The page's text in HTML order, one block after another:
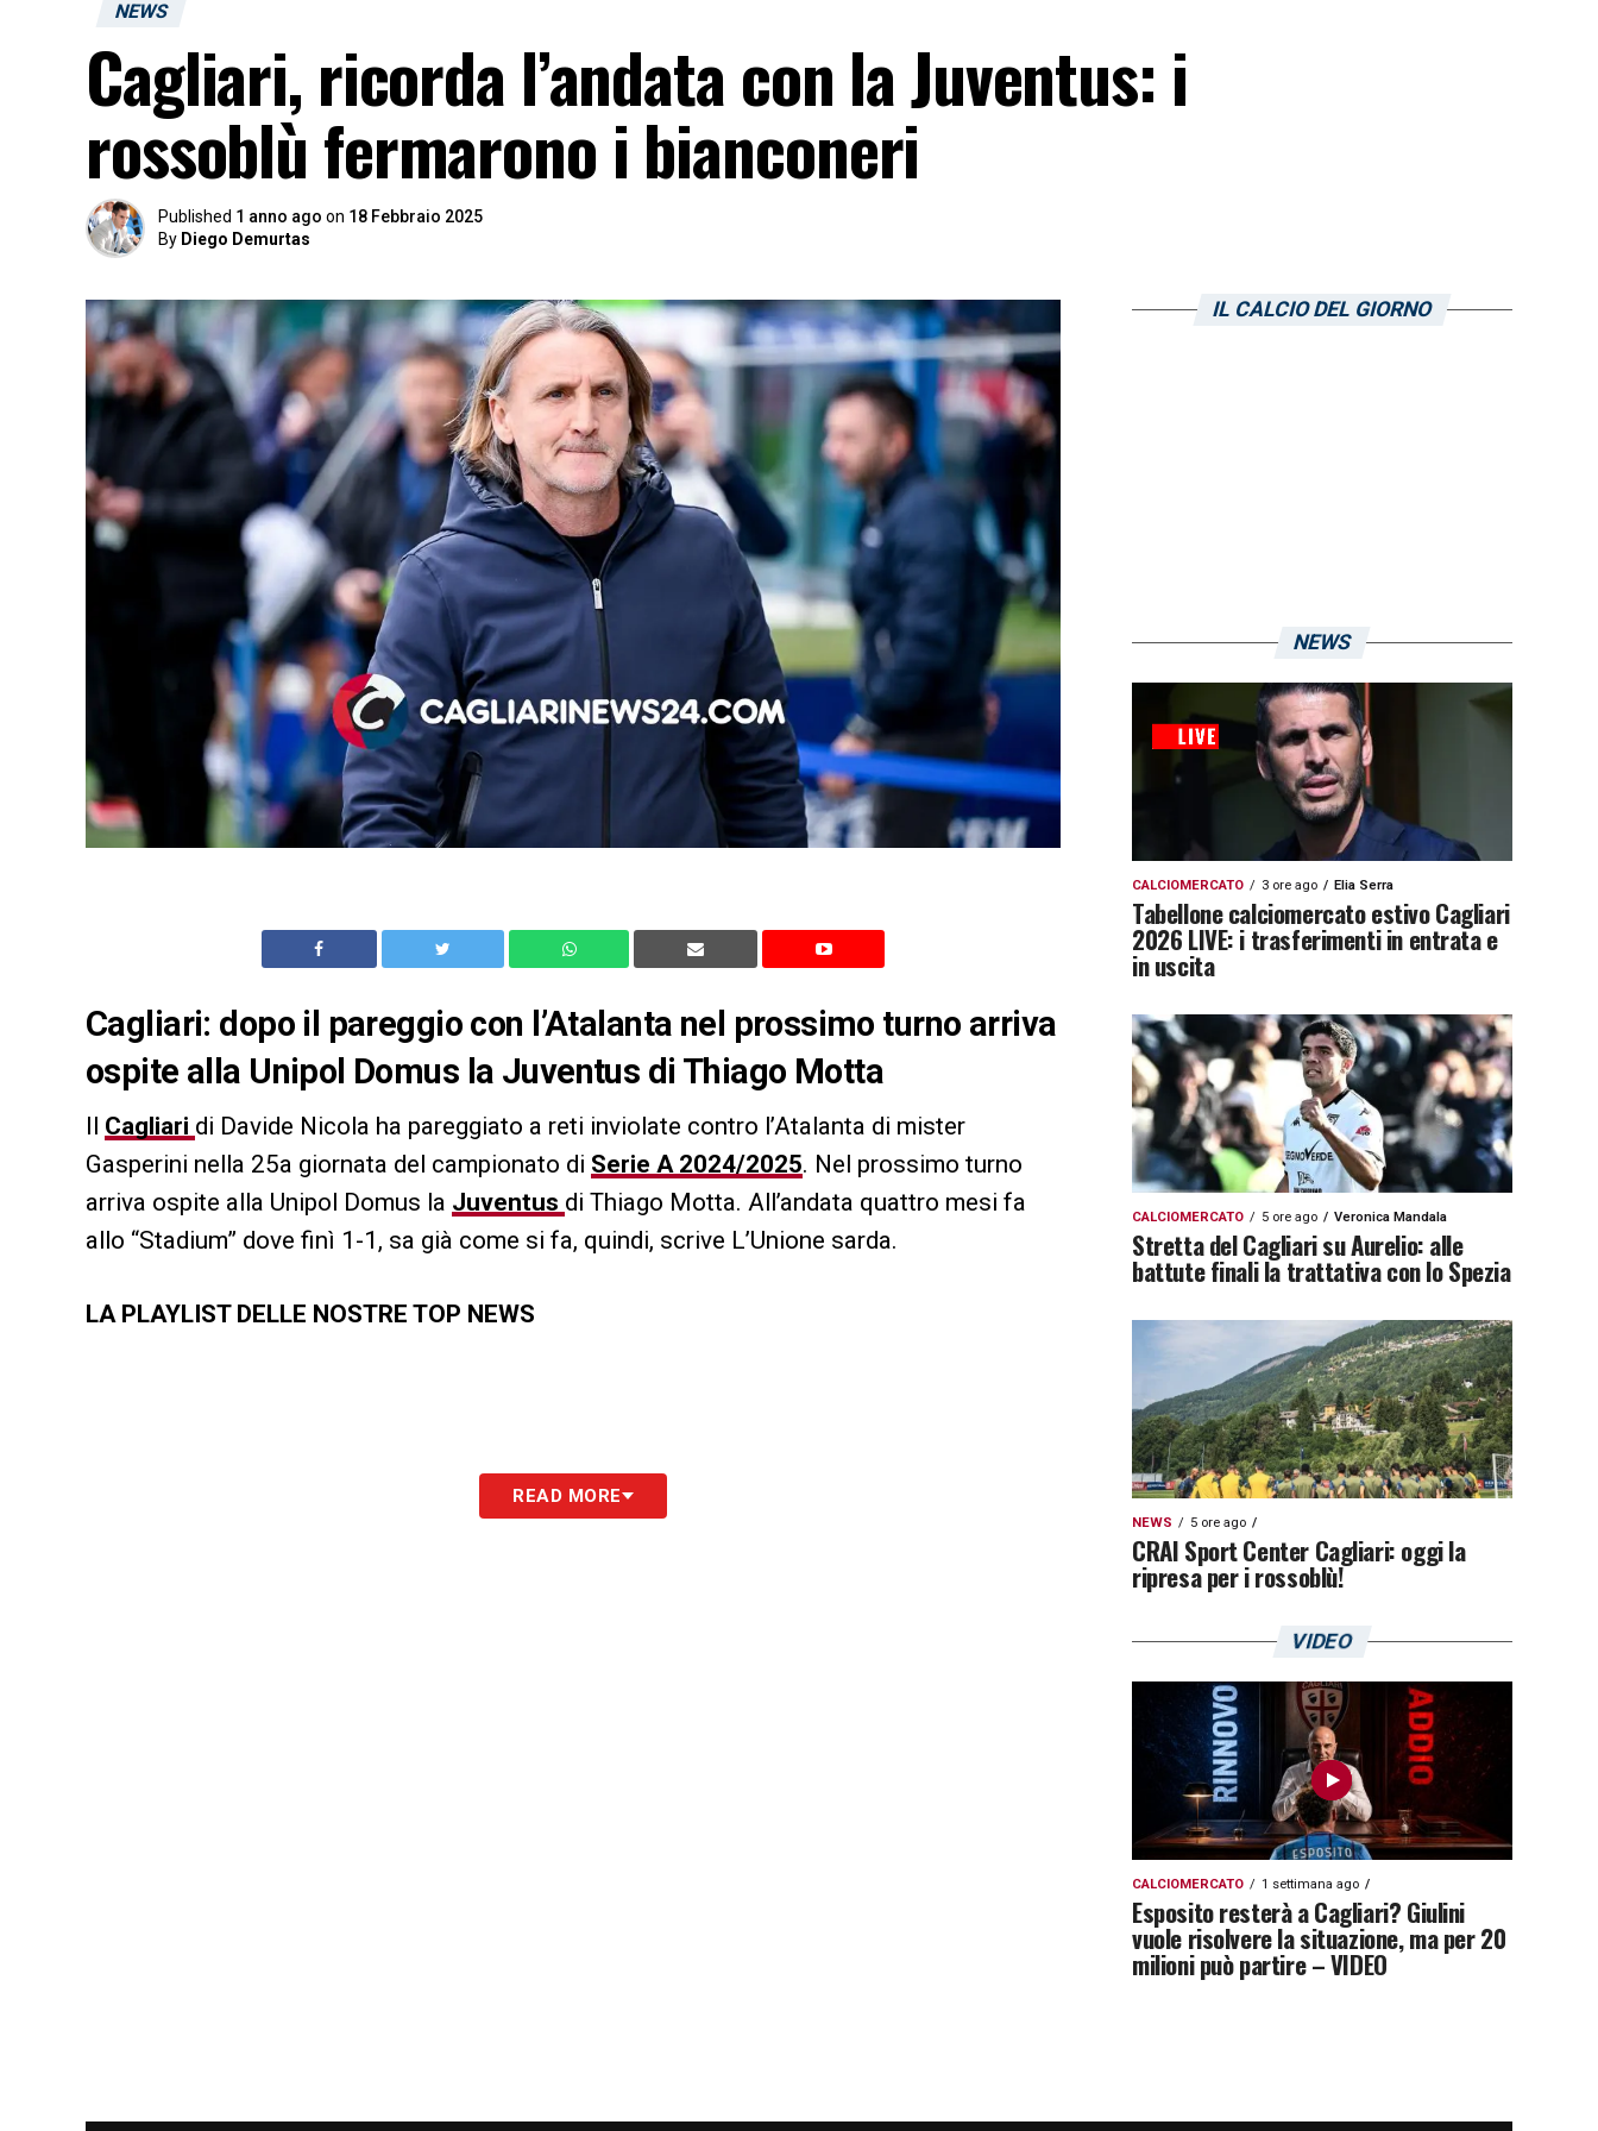
NEWS
Cagliari, ricorda l’andata con la Juventus: i
rossoblù fermarono i bianconeri
Published 1 anno ago on 18 Febbraio 2025
By Diego Demurtas
Cagliari: dopo il pareggio con l’Atalanta nel prossimo turno arriva
ospite alla Unipol Domus la Juventus di Thiago Motta
Il Cagliari di Davide Nicola ha pareggiato a reti inviolate contro l’Atalanta di mister
Gasperini nella 25a giornata del campionato di Serie A 2024/2025. Nel prossimo turno
arriva ospite alla Unipol Domus la Juventus di Thiago Motta. All’andata quattro mesi fa
allo “Stadium” dove finì 1-1, sa già come si fa, quindi, scrive L’Unione sarda.
LA PLAYLIST DELLE NOSTRE TOP NEWS
READ MORE
IL CALCIO DEL GIORNO
NEWS
CALCIOMERCATO 3 ore ago Elia Serra
Tabellone calciomercato estivo Cagliari
2026 LIVE: i trasferimenti in entrata e
in uscita
CALCIOMERCATO 5 ore ago Veronica Mandala
Stretta del Cagliari su Aurelio: alle
battute finali la trattativa con lo Spezia
NEWS 5 ore ago
CRAI Sport Center Cagliari: oggi la
ripresa per i rossoblù!
VIDEO
CALCIOMERCATO 1 settimana ago
Esposito resterà a Cagliari? Giulini
vuole risolvere la situazione, ma per 20
milioni può partire – VIDEO